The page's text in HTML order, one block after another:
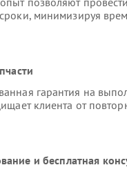
минимизируя
гарантия на
клиента от
и бесплатная